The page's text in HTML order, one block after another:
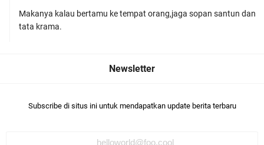
Kapolsek Gunungsari Resmi Diganti ,AKP Imran
Ditlantas Polda NTB Edukasi Tertib Berlalu di
Makanya kalau bertamu ke tempat orang,jaga sopan santun dan
tata krama.
Subscribe di situs ini untuk mendapatkan update berita terbaru